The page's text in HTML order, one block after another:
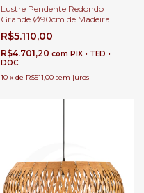
Lustre Pendente Redondo
Grande Ø90cm de Madeira
Natural e Cúpula Tecido Bege
1x E-27 Para Sala de Estar e
Jantar | Linha Carimbó
R$5.110,00
R$4.701,20 com PIX • TED •
DOC
10 x de R$511,00 sem juros